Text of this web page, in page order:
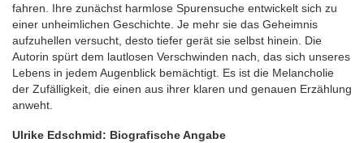
fahren. Ihre zunächst harmlose Spurensuche entwickelt sich zu
einer unheimlichen Geschichte. Je mehr sie das Geheimnis
aufzuhellen versucht, desto tiefer gerät sie selbst hinein. Die
Autorin spürt dem lautlosen Verschwinden nach, das sich unseres
Lebens in jedem Augenblick bemächtigt. Es ist die Melancholie
der Zufälligkeit, die einen aus ihrer klaren und genauen Erzählung
anweht.
Ulrike Edschmid: Biografische Angabe